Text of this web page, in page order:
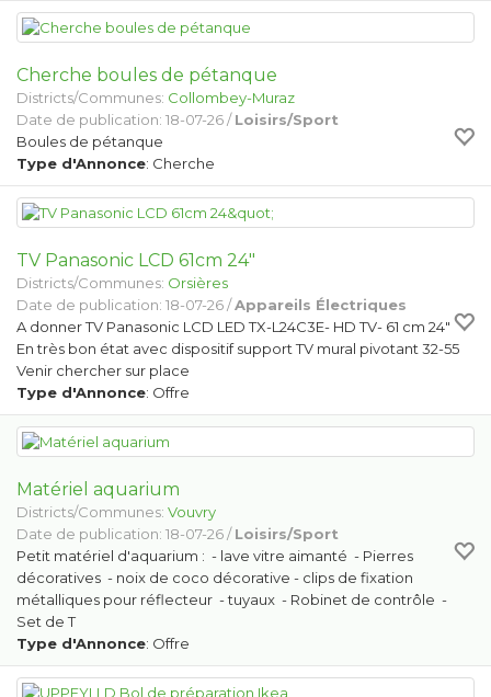
Cherche boules de pétanque
Districts/Communes: Collombey-Muraz
Date de publication: 18-07-26 /Loisirs/Sport
Boules de pétanque
Type d'Annonce: Cherche
TV Panasonic LCD 61cm 24"
Districts/Communes: Orsières
Date de publication: 18-07-26 /Appareils Électriques
A donner TV Panasonic LCD LED TX-L24C3E- HD TV- 61 cm 24"
En très bon état avec dispositif support TV mural pivotant 32-55
Venir chercher sur place
Type d'Annonce: Offre
Matériel aquarium
Districts/Communes: Vouvry
Date de publication: 18-07-26 /Loisirs/Sport
Petit matériel d'aquarium : - lave vitre aimanté - Pierres
décoratives - noix de coco décorative - clips de fixation
métalliques pour réflecteur - tuyaux - Robinet de contrôle -
Set de T
Type d'Annonce: Offre